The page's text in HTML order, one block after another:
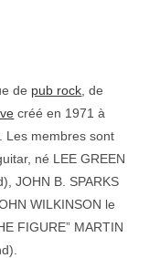
de pub rock , de
créé en 1971 à
Les membres sont
né LEE GREEN
JOHN B. SPARKS
WILKINSON le
FIGURE” MARTIN